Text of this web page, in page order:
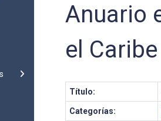
Anuario
el Caribe
Título:
Categorías: